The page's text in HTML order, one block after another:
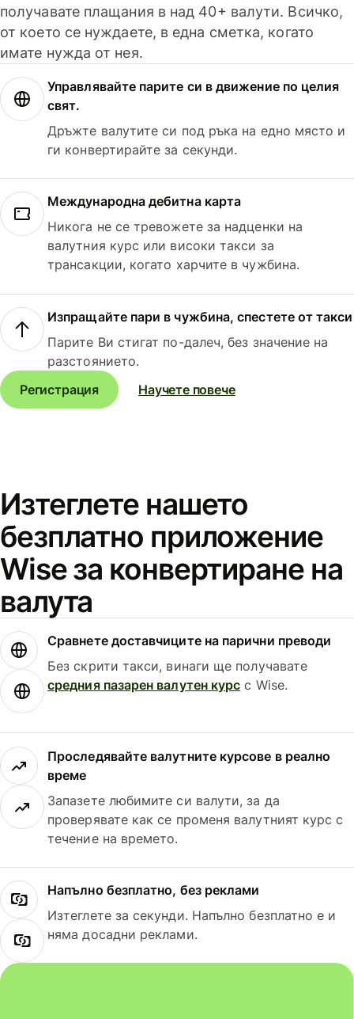
получавате плащания в над 40+ валути. Всичко,
от което се нуждаете, в една сметка, когато
имате нужда от нея.
Управлявайте парите си в движение по целия
свят.
Дръжте валутите си под ръка на едно място и
ги конвертирайте за секунди.
Международна дебитна карта
Никога не се тревожете за надценки на
валутния курс или високи такси за
трансакции, когато харчите в чужбина.
Изпращайте пари в чужбина, спестете от такси
Парите Ви стигат по-далеч, без значение на
разстоянието.
Регистрация
Научете повече
Изтеглете нашето
безплатно приложение
Wise за конвертиране на
валута
Сравнете доставчиците на парични преводи
Без скрити такси, винаги ще получавате
средния пазарен валутен курс с Wise.
Проследявайте валутните курсове в реално
време
Запазете любимите си валути, за да
проверявате как се променя валутният курс с
течение на времето.
Напълно безплатно, без реклами
Изтеглете за секунди. Напълно безплатно е и
няма досадни реклами.